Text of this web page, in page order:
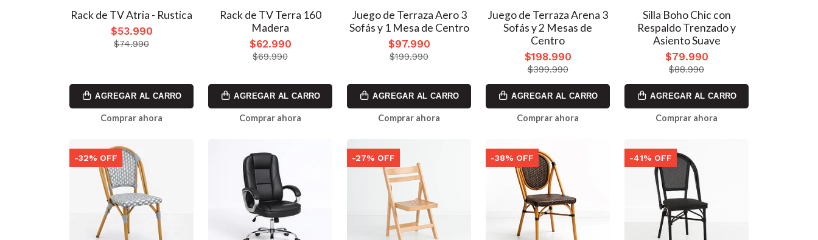
Rack de TV Atria - Rustica
$53.990
$74.990
AGREGAR AL CARRO
Comprar ahora
Rack de TV Terra 160
Madera
$62.990
$69.990
AGREGAR AL CARRO
Comprar ahora
Juego de Terraza Aero 3
Sofás y 1 Mesa de Centro
$97.990
$199.990
AGREGAR AL CARRO
Comprar ahora
Juego de Terraza Arena 3
Sofás y 2 Mesas de
Centro
$198.990
$399.990
AGREGAR AL CARRO
Comprar ahora
Silla Boho Chic con
Respaldo Trenzado y
Asiento Suave
$79.990
$88.990
AGREGAR AL CARRO
Comprar ahora
-32% OFF -27% OFF -38% OFF -41% OFF